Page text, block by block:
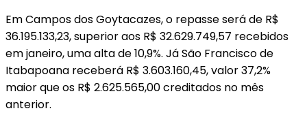
Em Campos dos Goytacazes, o repasse será de R$
36.195.133,23, superior aos R$ 32.629.749,57 recebidos
em janeiro, uma alta de 10,9%. Já São Francisco de
Itabapoana receberá R$ 3.603.160,45, valor 37,2%
maior que os R$ 2.625.565,00 creditados no mês
anterior.